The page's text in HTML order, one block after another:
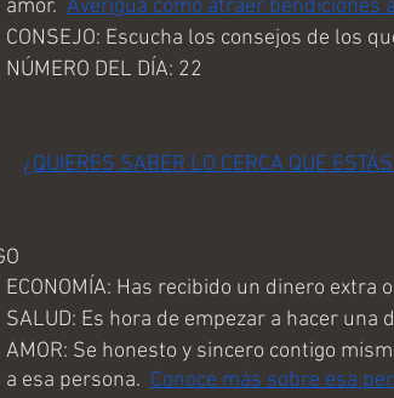
amor. Averigua cómo atraer bendiciones
CONSEJO: Escucha los consejos de los
NÚMERO DEL DÍA: 22
¿QUIERES SABER LO CERCA QUE
ECONOMÍA: Has recibido un dinero extra
SALUD: Es hora de empezar a hacer
AMOR: Se honesto y sincero contigo
a esa persona. Conoce más sobre esa